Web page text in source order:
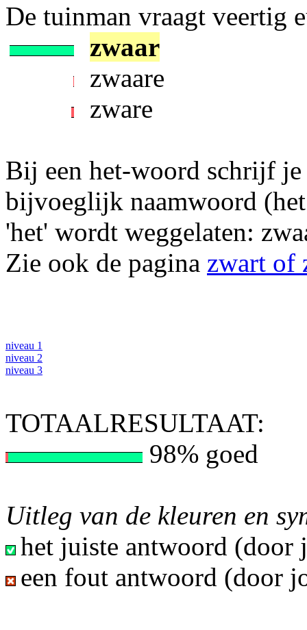
De tuinman vraagt veertig
zwaar
zwaare
zware
Bij een het-woord schrijf je
bijvoeglijk naamwoord
'het' wordt weggelaten:
Zie ook de pagina zwart of
niveau 1
niveau 2
niveau 3
TOTAALRESULTAAT:
98% goed
Uitleg van de kleuren en
het juiste antwoord (door
een fout antwoord (door